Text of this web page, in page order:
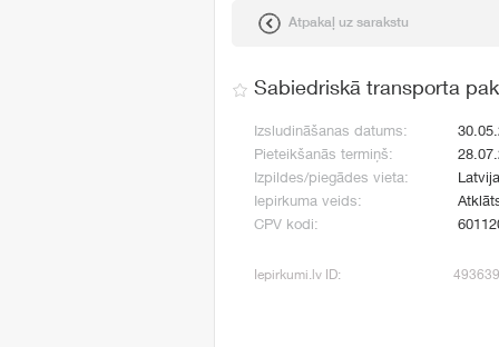
Atpakaļ uz sarakstu
Sabiedriskā transporta
Izsludināšanas datums:
Pieteikšanās termiņš:
Izpildes/piegādes vieta:
Iepirkuma veids:
CPV kodi:
Iepirkumi.lv ID: